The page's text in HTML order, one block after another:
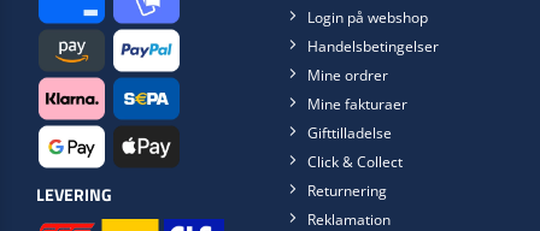
LEVERING
Login på webshop
Handelsbetingelser
Mine ordrer
Mine fakturaer
Gifttilladelse
Click & Collect
Returnering
Reklamation